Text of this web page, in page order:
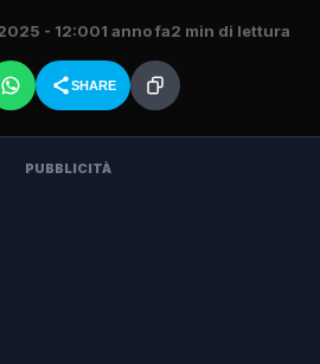
- 12:001 anno fa2 min di lettura
SHARE
PUBBLICITÀ